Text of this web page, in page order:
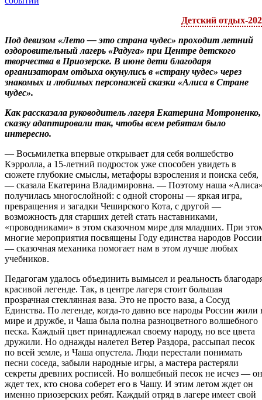
Детский отдых-
Под девизом «Лето — это страна чудес» проходит летний
оздоровительный лагерь «Радуга» при Центре детского
творчества в Приозерске. В июне дети благодаря
организаторам отдыха окунулись в «страну чудес» через
знакомых и любимых персонажей сказки «Алиса в Стране
чудес».
Как рассказала руководитель лагеря Екатерина Мотроненко,
сказку адаптировали так, чтобы всем ребятам было
интересно.
— Восьмилетка впервые открывает для себя волшебство
Кэрролла, а 15-летний подросток уже способен увидеть в
сюжете глубокие смыслы, метафоры взросления и поиска себя,
— сказала Екатерина Владимировна. — Поэтому наша
получилась многослойной: с одной стороны — яркая игра,
превращения и загадки Чеширского Кота, с другой —
возможность для старших детей стать наставниками,
«проводниками» в этом сказочном мире для младших. При
многие мероприятия посвящены Году единства народов России
— сказочная механика помогает нам в этом лучше любых
учебников.
Педагогам удалось объединить вымысел и реальность
красивой легенде. Так, в центре лагеря стоит большая
прозрачная стеклянная ваза. Это не просто ваза, а Сосуд
Единства. По легенде, когда-то давно все народы России жили
мире и дружбе, и Чаша была полна разноцветного волшебного
песка. Каждый цвет принадлежал своему народу, но все цвета
дружили. Но однажды налетел Ветер Раздора, рассыпал песок
по всей земле, и Чаша опустела. Люди перестали понимать
песни соседа, забыли народные игры, а мастера растеряли
секреты древних росписей. Но волшебный песок не исчез — он
ждет тех, кто снова соберет его в Чашу. И этим летом ждет он
именно приозерских ребят. Каждый отряд в лагере имеет свой